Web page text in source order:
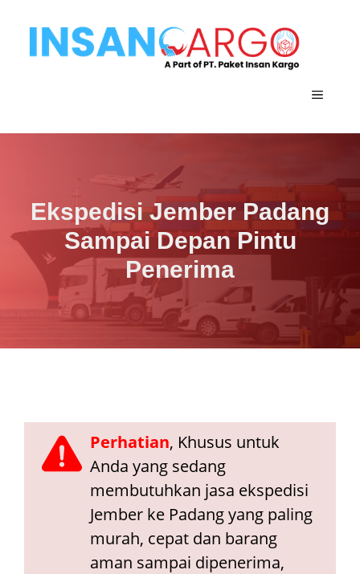
MENU
Ekspedisi Jember Padang
Sampai Depan Pintu
Penerima
Perhatian, Khusus untuk
Anda yang sedang
membutuhkan jasa ekspedisi
Jember ke Padang yang paling
murah, cepat dan barang
aman sampai dipenerima,